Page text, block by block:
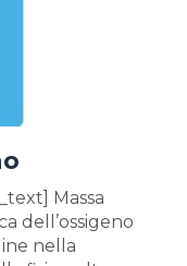
Massa
dell’ossigeno
nella